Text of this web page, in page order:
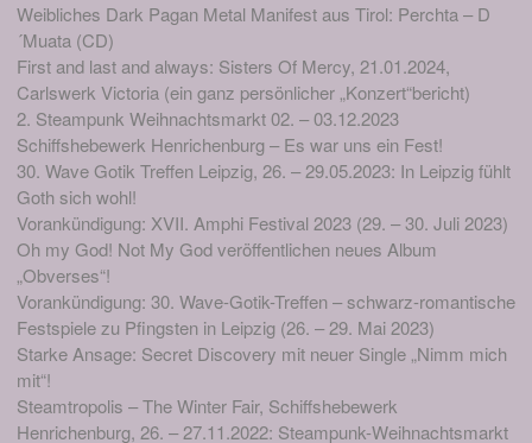
Weibliches Dark Pagan Metal Manifest aus Tirol: Perchta – D
´Muata (CD)
First and last and always: Sisters Of Mercy, 21.01.2024,
Carlswerk Victoria (ein ganz persönlicher „Konzert“bericht)
2. Steampunk Weihnachtsmarkt 02. – 03.12.2023
Schiffshebewerk Henrichenburg – Es war uns ein Fest!
30. Wave Gotik Treffen Leipzig, 26. – 29.05.2023: In Leipzig fühlt
Goth sich wohl!
Vorankündigung: XVII. Amphi Festival 2023 (29. – 30. Juli 2023)
Oh my God! Not My God veröffentlichen neues Album
„Obverses“!
Vorankündigung: 30. Wave-Gotik-Treffen – schwarz-romantische
Festspiele zu Pfingsten in Leipzig (26. – 29. Mai 2023)
Starke Ansage: Secret Discovery mit neuer Single „Nimm mich
mit“!
Steamtropolis – The Winter Fair, Schiffshebewerk
Henrichenburg, 26. – 27.11.2022: Steampunk-Weihnachtsmarkt